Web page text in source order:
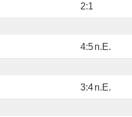
2:1
4:5n.E.
3:4n.E.